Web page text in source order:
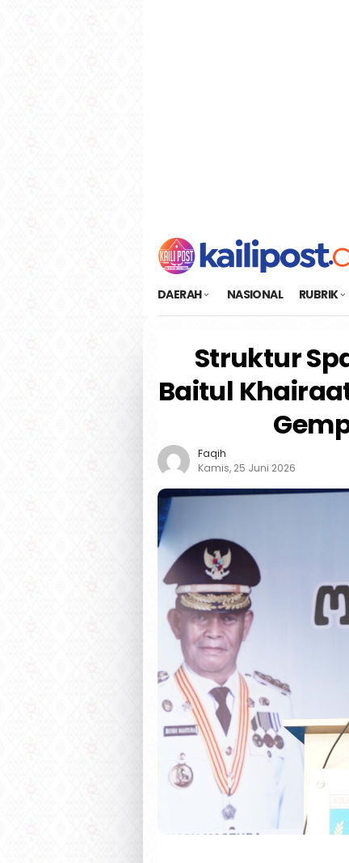
DAERAH NASIONAL RUBRIK
Struktur
Baitul
Faqih
Kamis, 25 Juni 2026